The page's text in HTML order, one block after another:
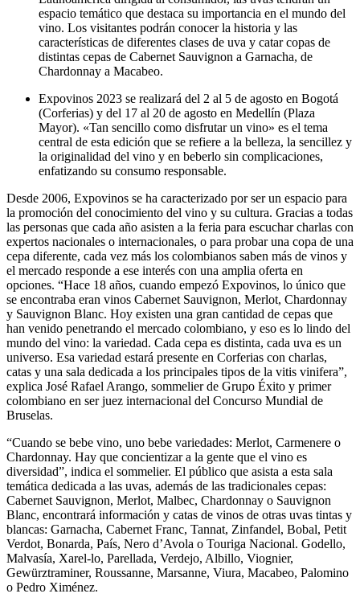
espacio temático que destaca su importancia en el mundo del
vino. Los visitantes podrán conocer la historia y las
características de diferentes clases de uva y catar copas de
distintas cepas de Cabernet Sauvignon a Garnacha, de
Chardonnay a Macabeo.
Expovinos 2023 se realizará del 2 al 5 de agosto en Bogotá
(Corferias) y del 17 al 20 de agosto en Medellín (Plaza
Mayor). «Tan sencillo como disfrutar un vino» es el tema
central de esta edición que se refiere a la belleza, la sencillez y
la originalidad del vino y en beberlo sin complicaciones,
enfatizando su consumo responsable.
Desde 2006, Expovinos se ha caracterizado por ser un espacio para
la promoción del conocimiento del vino y su cultura. Gracias a todas
las personas que cada año asisten a la feria para escuchar charlas con
expertos nacionales o internacionales, o para probar una copa de una
cepa diferente, cada vez más los colombianos saben más de vinos y
el mercado responde a ese interés con una amplia oferta en
opciones. “Hace 18 años, cuando empezó Expovinos, lo único que
se encontraba eran vinos Cabernet Sauvignon, Merlot, Chardonnay
y Sauvignon Blanc. Hoy existen una gran cantidad de cepas que
han venido penetrando el mercado colombiano, y eso es lo lindo del
mundo del vino: la variedad. Cada cepa es distinta, cada uva es un
universo. Esa variedad estará presente en Corferias con charlas,
catas y una sala dedicada a los principales tipos de la vitis vinifera”,
explica José Rafael Arango, sommelier de Grupo Éxito y primer
colombiano en ser juez internacional del Concurso Mundial de
Bruselas.
“Cuando se bebe vino, uno bebe variedades: Merlot, Carmenere o
Chardonnay. Hay que concientizar a la gente que el vino es
diversidad”, indica el sommelier. El público que asista a esta sala
temática dedicada a las uvas, además de las tradicionales cepas:
Cabernet Sauvignon, Merlot, Malbec, Chardonnay o Sauvignon
Blanc, encontrará información y catas de vinos de otras uvas tintas y
blancas: Garnacha, Cabernet Franc, Tannat, Zinfandel, Bobal, Petit
Verdot, Bonarda, País, Nero d’Avola o Touriga Nacional. Godello,
Malvasía, Xarel-lo, Parellada, Verdejo, Albillo, Viognier,
Gewürztraminer, Roussanne, Marsanne, Viura, Macabeo, Palomino
o Pedro Ximénez.